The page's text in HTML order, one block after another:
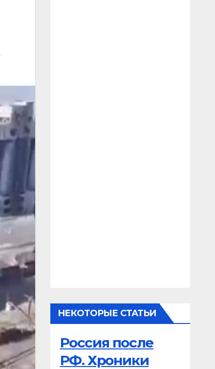
НЕКОТОРЫЕ СТАТЬИ
Россия после
РФ. Хроники